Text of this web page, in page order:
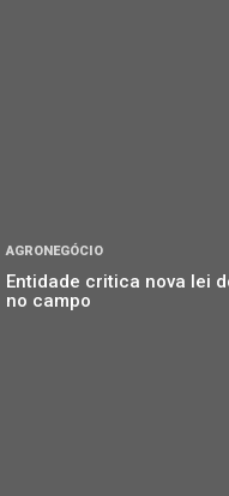
AGRONEGÓCIO
Entidade critica nova lei
no campo